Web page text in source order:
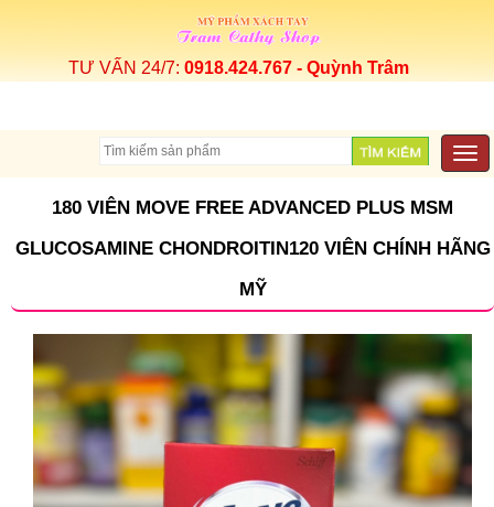
TƯ VẤN 24/7: 0918.424.767 - Quỳnh Trâm
180 VIÊN MOVE FREE ADVANCED PLUS MSM
GLUCOSAMINE CHONDROITIN120 VIÊN CHÍNH HÃNG
MỸ